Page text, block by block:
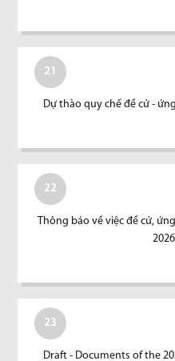
21
Dự thào quy chế đề cử -
22
Thông báo về việc đề cử,
23
Draft - Documents of the